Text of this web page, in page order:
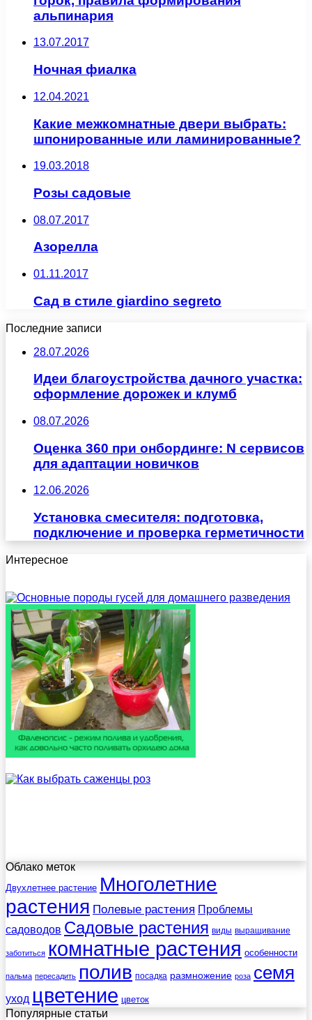
альпинария
13.07.2017
Ночная фиалка
12.04.2021
Какие межкомнатные двери выбрать:
шпонированные или ламинированные?
19.03.2018
Розы садовые
08.07.2017
Азорелла
01.11.2017
Сад в стиле giardino segreto
Последние записи
28.07.2026
Идеи благоустройства дачного участка:
оформление дорожек и клумб
08.07.2026
Оценка 360 при онбординге: N сервисов
для адаптации новичков
12.06.2026
Установка смесителя: подготовка,
подключение и проверка герметичности
Интересное
Облако меток
Двухлетнее растение Многолетние
растения Полевые растения Проблемы
садоводов Садовые растения виды выращивание
заботиться комнатные растения особенности
пальма пересадить полив посадка размножение роза семя
уход цветение цветок
Популярные статьи